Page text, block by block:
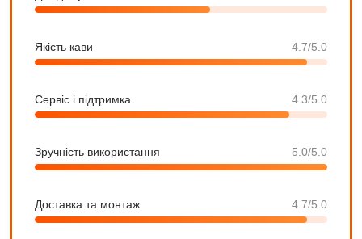
Якість кави 4.7/5.0
Сервіс і підтримка 4.3/5.0
Зручність використання 5.0/5.0
Доставка та монтаж 4.7/5.0